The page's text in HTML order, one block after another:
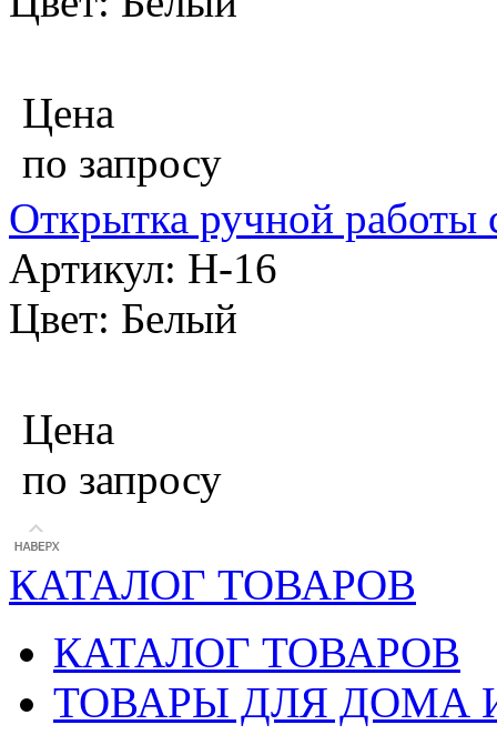
Цена
по запросу
Открытка ручной работы
Артикул: Н-16
Цвет: Белый
Цена
по запросу
КАТАЛОГ ТОВАРОВ
КАТАЛОГ ТОВАРОВ
ТОВАРЫ ДЛЯ ДОМА